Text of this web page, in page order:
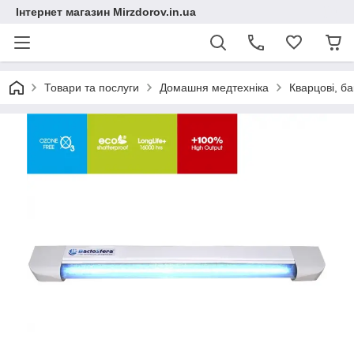
Інтернет магазин Mirzdorov.in.ua
Товари та послуги Домашня медтехніка Кварцові,